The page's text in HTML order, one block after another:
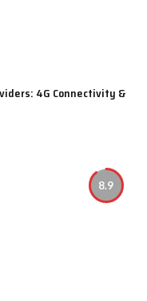
4G Connectivity &
8.9